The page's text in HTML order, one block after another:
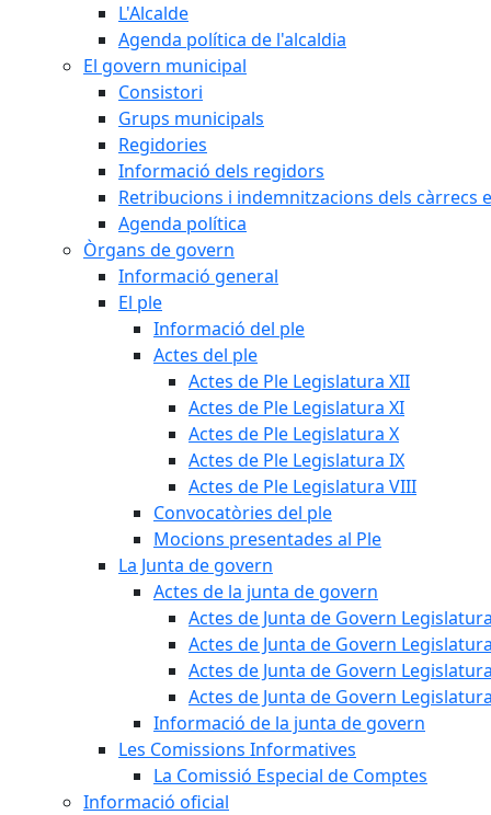
L'Alcalde
Agenda política de l'alcaldia
El govern municipal
Consistori
Grups municipals
Regidories
Informació dels regidors
Retribucions i indemnitzacions dels càrrecs
Agenda política
Òrgans de govern
Informació general
El ple
Informació del ple
Actes del ple
Actes de Ple Legislatura XII
Actes de Ple Legislatura XI
Actes de Ple Legislatura X
Actes de Ple Legislatura IX
Actes de Ple Legislatura VIII
Convocatòries del ple
Mocions presentades al Ple
La Junta de govern
Actes de la junta de govern
Actes de Junta de Govern
Actes de Junta de Govern
Actes de Junta de Govern
Actes de Junta de Govern
Informació de la junta de govern
Les Comissions Informatives
La Comissió Especial de Comptes
Informació oficial